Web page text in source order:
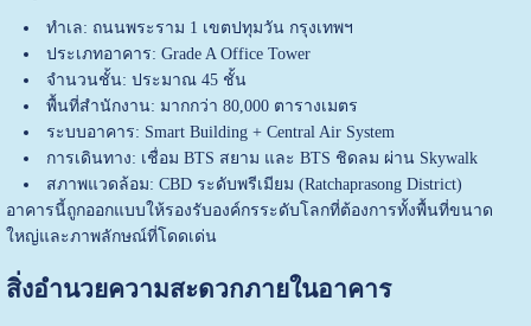
ทำเล: ถนนพระราม 1 เขตปทุมวัน กรุงเทพฯ
ประเภทอาคาร: Grade A Office Tower
จำนวนชั้น: ประมาณ 45 ชั้น
พื้นที่สำนักงาน: มากกว่า 80,000 ตารางเมตร
ระบบอาคาร: Smart Building + Central Air System
การเดินทาง: เชื่อม BTS สยาม และ BTS ชิดลม ผ่าน Skywalk
สภาพแวดล้อม: CBD ระดับพรีเมียม (Ratchaprasong District)
อาคารนี้ถูกออกแบบให้รองรับองค์กรระดับโลกที่ต้องการทั้งพื้นที่ขนาด
ใหญ่และภาพลักษณ์ที่โดดเด่น
สิ่งอำนวยความสะดวกภายในอาคาร